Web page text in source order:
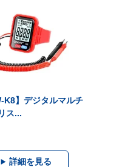
K8】デジタルマルチ
ス...
詳細を見る